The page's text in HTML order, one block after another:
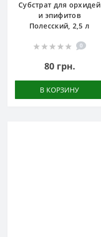
Субстрат для орхидей
и эпифитов
Полесский, 2,5 л
0
80 грн.
В КОРЗИНУ